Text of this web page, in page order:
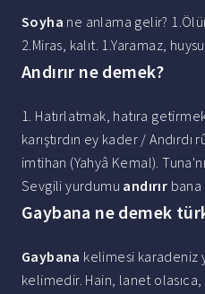
Soyha ne anlama gelir?
2.Miras, kalıt. 1.Yaramaz,
Andırır ne demek?
1. Hatırlatmak, hatıra
karıştırdın ey kader / Andırdı
imtihan (Yahyâ Kemal).
Sevgili yurdumu andırır bana
Gaybana ne demek
Gaybana kelimesi karadeniz
kelimedir. Hain, lanet olasıca,